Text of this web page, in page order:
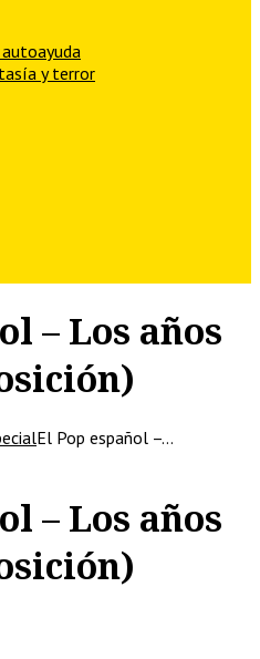
y terror
– Los años
El Pop español –…
– Los años